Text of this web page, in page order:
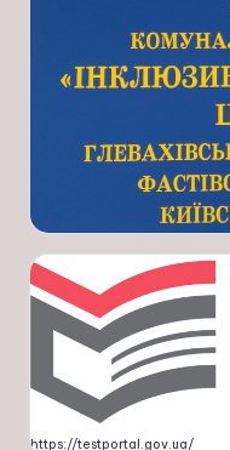
https://testportal.gov.ua/